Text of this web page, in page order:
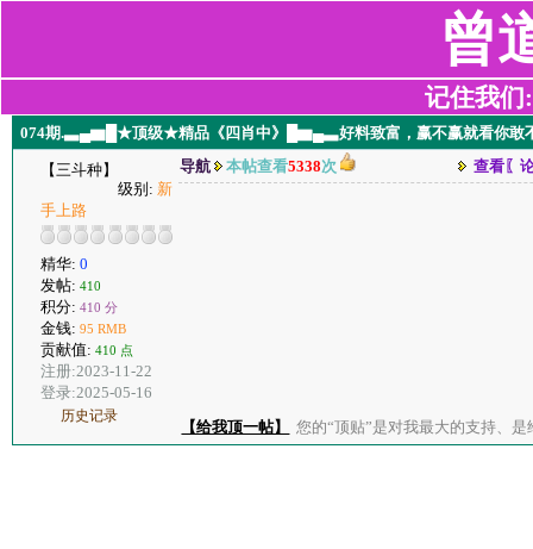
曾
记住我们
074期.▃▄▆█★顶级★精品《四肖中》█▆▄▃好料致富，赢不赢就看你敢
【三斗种】
级别: 新
手上路
精华: 0
发帖: 410
积分: 410 分
金钱: 95 RMB
贡献值: 410 点
注册:2023-11-22
登录:2025-05-16
历史记录
导航 本帖查看5338次 查看〖
【给我顶一帖】 您的“顶贴”是对我最大的支持、